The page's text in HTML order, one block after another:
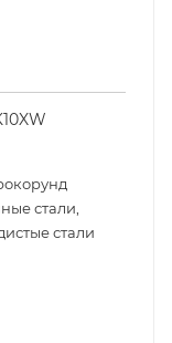
стали,
стали